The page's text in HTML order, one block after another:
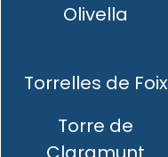
Olivella
Torrelles de Foix
Torre de